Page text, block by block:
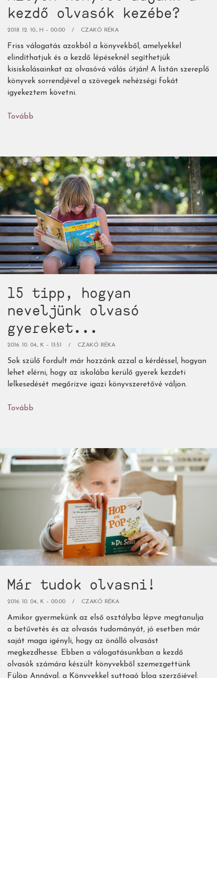
kezdő olvasók kezébe?
2018. 12. 10., H – 00:00 CZAKÓ RÉKA
Friss válogatás azokból a könyvekből, amelyekkel
elindíthatjuk és a kezdő lépéseknél segíthetjük
kisiskolásainkat az olvasóvá válás útján! A listán szereplő
könyvek sorrendjével a szövegek nehézségi fokát
igyekeztem követni.
Tovább
kezdő
olvasók
kezébe?)
15 tipp, hogyan
neveljünk olvasó
gyereket...
2016. 10. 04., K – 13:51 CZAKÓ RÉKA
Sok szülő fordult már hozzánk azzal a kérdéssel, hogyan
lehet elérni, hogy az iskolába kerülő gyerek kezdeti
lelkesedését megőrizve igazi könyvszeretővé váljon.
Tovább
olvasó
gyereket...)
Már tudok olvasni!
2016. 10. 04., K – 00:00 CZAKÓ RÉKA
Amikor gyermekünk az első osztályba lépve megtanulja
a betűvetés és az olvasás tudományát, jó esetben már
saját maga igényli, hogy az önálló olvasást
megkezdhesse. Ebben a válogatásunkban a kezdő
olvasók számára készült könyvekből szemezgettünk
Fülöp Annával, a Könyvekkel suttogó blog szerzőjével: